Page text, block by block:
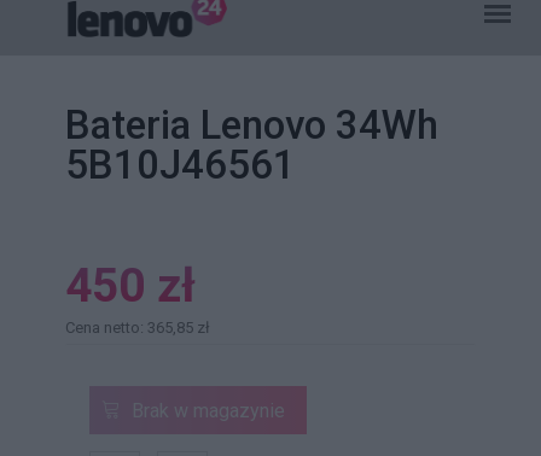
Bateria Lenovo 34Wh
5B10J46561
450 zł
Cena netto: 365,85 zł
Brak w magazynie